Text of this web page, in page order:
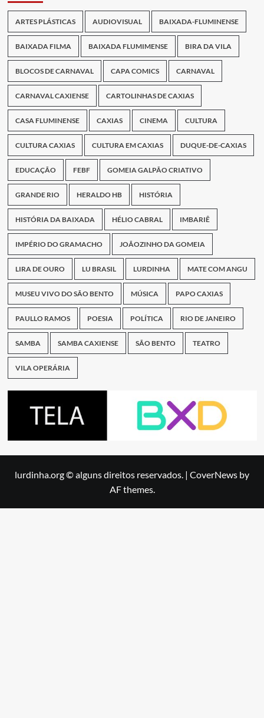
ARTES PLÁSTICAS AUDIOVISUAL BAIXADA-FLUMINENSE
BAIXADA FILMA BAIXADA FLUMIMENSE BIRA DA VILA
BLOCOS DE CARNAVAL CAPA COMICS CARNAVAL
CARNAVAL CAXIENSE CARTOLINHAS DE CAXIAS
CASA FLUMINENSE CAXIAS CINEMA CULTURA
CULTURA CAXIAS CULTURA EM CAXIAS DUQUE-DE-CAXIAS
EDUCAÇÃO FEBF GOMEIA GALPÃO CRIATIVO
GRANDE RIO HERALDO HB HISTÓRIA
HISTÓRIA DA BAIXADA HÉLIO CABRAL IMBARIÊ
IMPÉRIO DO GRAMACHO JOÃOZINHO DA GOMEIA
LIRA DE OURO LU BRASIL LURDINHA MATE COM ANGU
MUSEU VIVO DO SÃO BENTO MÚSICA PAPO CAXIAS
PAULLO RAMOS POESIA POLÍTICA RIO DE JANEIRO
SAMBA SAMBA CAXIENSE SÃO BENTO TEATRO
VILA OPERÁRIA
lurdinha.org © alguns direitos reservados. | CoverNews by
AF themes.